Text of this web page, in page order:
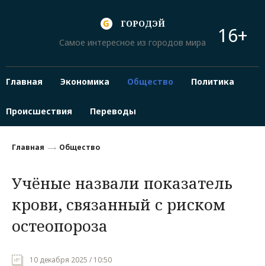
ГОРОДЭЙ
Самое интересное из городов мира
16+
Главная Экономика Общество Политика
Происшествия Переводы
Главная Общество
Учёные назвали показатель
крови, связанный с риском
остеопороза
10 декабря 2025 / 10:50